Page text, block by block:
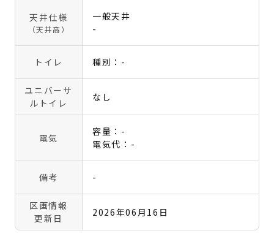
天井仕様
（天井高）
一般天井
-
トイレ 種別：-
ユニバーサ
ルトイレ
なし
電気
容量：-
電気代：-
備考 -
区画情報
更新日
2026年06月16日